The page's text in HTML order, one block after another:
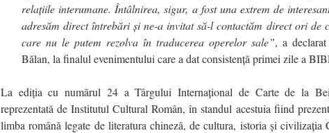
relaţiile interumane. Întâlnirea, sigur, a fost una extrem de
adresăm direct întrebări şi ne-a invitat să-l contactăm direct ori de
care nu le putem rezolva în traducerea operelor sale”, a
Bălan, la finalul evenimentului care a dat consistență primei zile a
La ediția cu numărul 24 a Târgului Internațional de Carte de la
reprezentată de Institutul Cultural Român, în standul acestuia fiind
limba română legate de literatura chineză, de cultura, istoria și civilizația